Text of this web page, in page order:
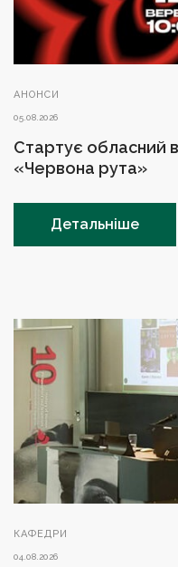
АНОНСИ
05.08.2026
Стартує обласний
«Червона рута»
Детальніше
КАФЕДРИ
04.08.2026